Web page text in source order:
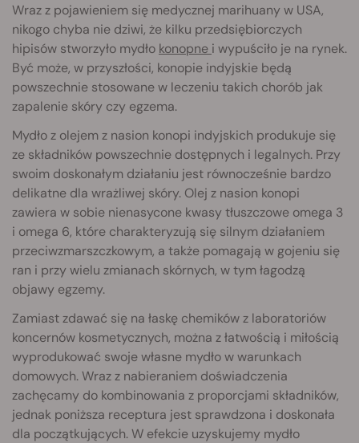
Wraz z pojawieniem się medycznej marihuany w USA,
nikogo chyba nie dziwi, że kilku przedsiębiorczych
hipisów stworzyło mydło konopne i wypuściło je na rynek.
Być może, w przyszłości, konopie indyjskie będą
powszechnie stosowane w leczeniu takich chorób jak
zapalenie skóry czy egzema.
Mydło z olejem z nasion konopi indyjskich produkuje się
ze składników powszechnie dostępnych i legalnych. Przy
swoim doskonałym działaniu jest równocześnie bardzo
delikatne dla wrażliwej skóry. Olej z nasion konopi
zawiera w sobie nienasycone kwasy tłuszczowe omega 3
i omega 6, które charakteryzują się silnym działaniem
przeciwzmarszczkowym, a także pomagają w gojeniu się
ran i przy wielu zmianach skórnych, w tym łagodzą
objawy egzemy.
Zamiast zdawać się na łaskę chemików z laboratoriów
koncernów kosmetycznych, można z łatwością i miłością
wyprodukować swoje własne mydło w warunkach
domowych. Wraz z nabieraniem doświadczenia
zachęcamy do kombinowania z proporcjami składników,
jednak poniższa receptura jest sprawdzona i doskonała
dla początkujących. W efekcie uzyskujemy mydło